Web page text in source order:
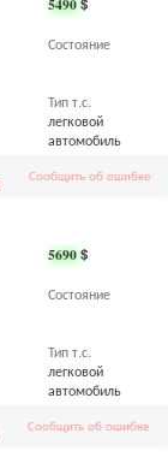
5490$
Состояние
Тип т.с.
легковой
автомобиль
Сообщить об ошибке
5690$
Состояние
Тип т.с.
легковой
автомобиль
Сообщить об ошибке